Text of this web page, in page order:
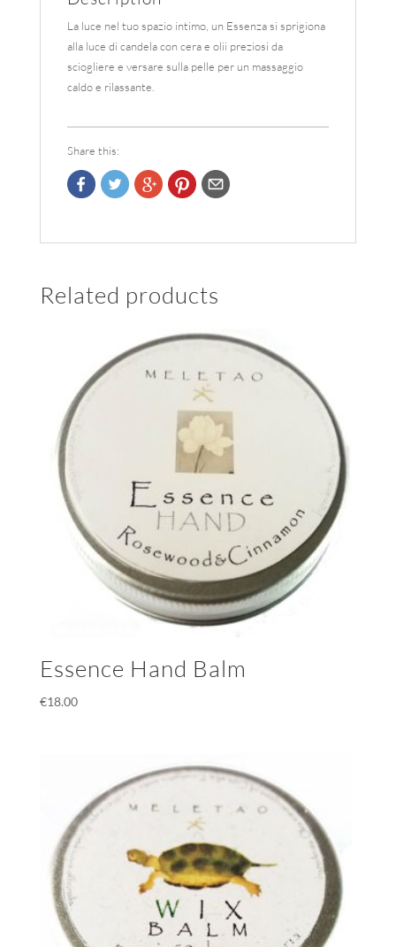
La luce nel tuo spazio intimo, un Essenza si sprigiona
alla luce di candela con cera e olii preziosi da
sciogliere e versare sulla pelle per un massaggio
caldo e rilassante.
Share this:
Related products
Essence Hand Balm
€18.00